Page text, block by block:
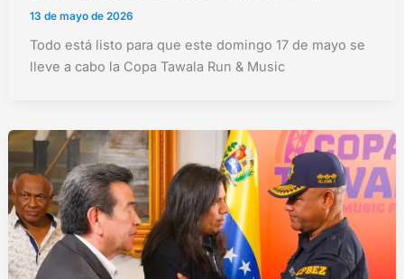
13 de mayo de 2026
Todo está listo para que este domingo 17 de mayo se
lleve a cabo la Copa Tawala Run & Music